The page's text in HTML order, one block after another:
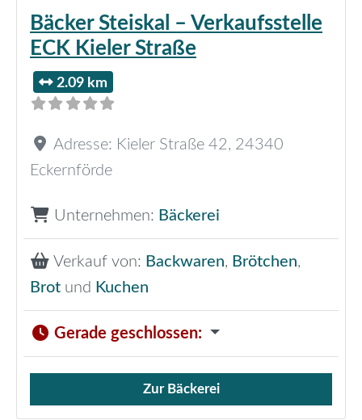
Bäcker Steiskal – Verkaufsstelle
ECK Kieler Straße
2.09 km
Adresse: Kieler Straße 42, 24340
Eckernförde
Unternehmen: Bäckerei
Verkauf von: Backwaren, Brötchen,
Brot und Kuchen
Gerade geschlossen:
Verkauf von Brötchen,
Zur Bäckerei